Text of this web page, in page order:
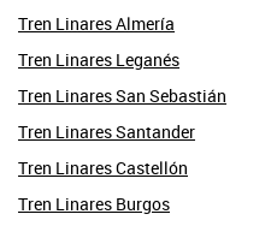
Tren Linares Almería
Tren Linares Leganés
Tren Linares San Sebastián
Tren Linares Santander
Tren Linares Castellón
Tren Linares Burgos